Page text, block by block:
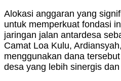
Alokasi anggaran yang
untuk memperkuat fondasi
jaringan jalan antardesa
Camat Loa Kulu,
menggunakan dana
desa yang lebih sinergis